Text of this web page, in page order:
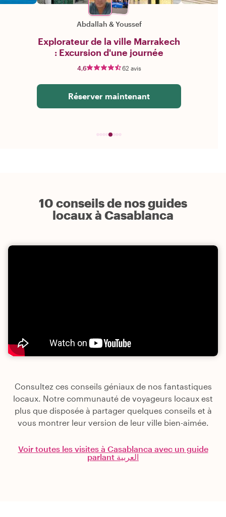
Abdallah &Youssef
Explorateur de la ville Marrakech
: Excursion d'une journée
4,6 62 avis
Réserver maintenant
10 conseils de nos guides
locaux à Casablanca
Consultez ces conseils géniaux de nos fantastiques
locaux. Notre communauté de voyageurs locaux est
plus que disposée à partager quelques conseils et à
vous montrer leur version de leur ville bien-aimée.
Voir toutes les visites à Casablanca avec un guide
parlant العربية